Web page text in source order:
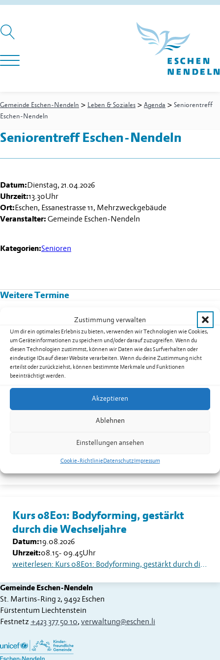
Zustimmung verwalten
Um dir ein optimales Erlebnis zu bieten, verwenden wir Technologien wie Cookies,
um Geräteinformationen zu speichern und/oder darauf zuzugreifen. Wenn du
diesen Technologien zustimmst, können wir Daten wie das Surfverhalten oder
eindeutige IDs auf dieser Website verarbeiten. Wenn du deine Zustimmung nicht
erteilst oder zurückziehst, können bestimmte Merkmale und Funktionen
beeinträchtigt werden.
Akzeptieren
Ablehnen
Einstellungen ansehen
Cookie-RichtlinieDatenschutzImpressum
Gemeinde Eschen-Nendeln > Leben & Soziales > Agenda > Seniorentreff
Eschen-Nendeln
Seniorentreff Eschen-Nendeln
Datum:Dienstag, 21.04.2026
Uhrzeit:13.30Uhr
Ort:Eschen, Essanestrasse 11, Mehrzweckgebäude
Veranstalter: Gemeinde Eschen-Nendeln
Kategorien:Senioren
Weitere Termine
Kurs 08B02: Yoga für Männer in
Nendeln
Datum:17.08.2026
Uhrzeit:19.30-20.30Uhr
weiterlesen: Kurs 08B02: Yoga für Männer in Nendeln
Seniorentreff Eschen-Nendeln:
Kurs 08E01: Bodyforming, gestärkt
durch die Wechseljahre
Datum:19.08.2026
Uhrzeit:08.15- 09.45Uhr
weiterlesen: Kurs 08E01: Bodyforming, gestärkt durch die Wechseljahre
Gemeinde Eschen-Nendeln
St. Martins-Ring 2, 9492 Eschen
Fürstentum Liechtenstein
Festnetz +423 377 50 10, verwaltung@eschen.li